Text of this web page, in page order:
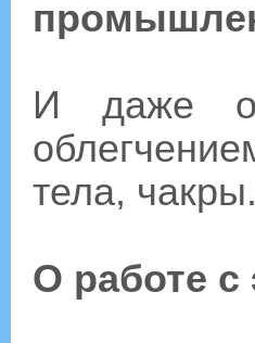
И даже
тела, чакры.
О работе с